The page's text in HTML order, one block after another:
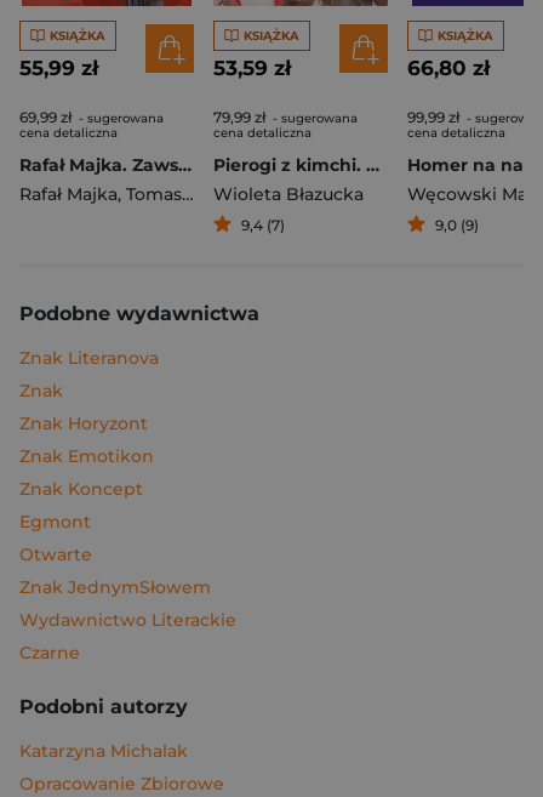
KSIĄŻKA
55,99 zł
69,99 zł - sugerowana
cena detaliczna
Rafał Majka. Zawsze z przodu. Rozmawia Tomasz Kalemba - książka z autografem
Rafał Majka, Tomasz Kalemba
KSIĄŻKA
53,59 zł
79,99 zł - sugerowana
cena detaliczna
Pierogi z kimchi. Moje ulubione azjatyckie przepisy
Wioleta Błazucka
9,4 (7)
KSIĄŻKA
66,80 zł
99,99 zł -
cena detaliczna
Węcowski
9,0 (9)
Podobne wydawnictwa
Znak Literanova
Znak
Znak Horyzont
Znak Emotikon
Znak Koncept
Egmont
Otwarte
Znak JednymSłowem
Wydawnictwo Literackie
Czarne
Podobni autorzy
Katarzyna Michalak
Opracowanie Zbiorowe